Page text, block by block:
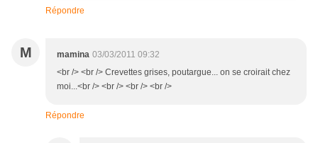
Répondre
M mamina 03/03/2011 09:32
<br /> <br /> Crevettes grises, poutargue... on se croirait chez
moi...<br /> <br /> <br /> <br />
Répondre